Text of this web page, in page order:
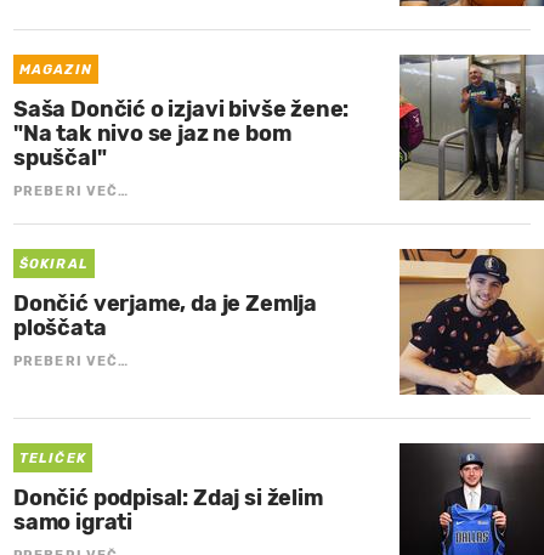
MAGAZIN
Saša Dončić o izjavi bivše žene:
"Na tak nivo se jaz ne bom
spuščal"
PREBERI VEČ…
ŠOKIRAL
Dončić verjame, da je Zemlja
ploščata
PREBERI VEČ…
TELIČEK
Dončić podpisal: Zdaj si želim
samo igrati